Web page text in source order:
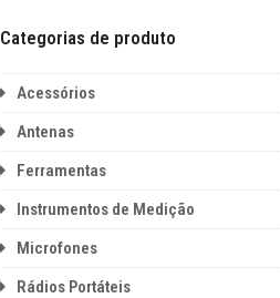
Categorias de produto
Acessórios
Antenas
Ferramentas
Instrumentos de Medição
Microfones
Rádios Portáteis